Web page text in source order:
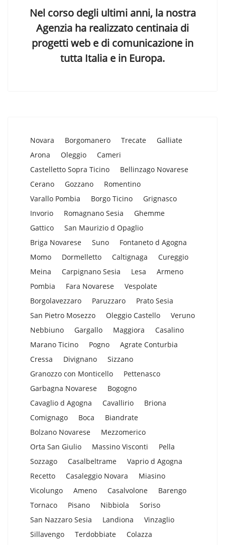
Nel corso degli ultimi anni, la nostra
Agenzia ha realizzato centinaia di
progetti web e di comunicazione in
tutta Italia e in Europa.
Novara Borgomanero Trecate
Galliate
Arona
Oleggio
Cameri
Castelletto Sopra Ticino
Bellinzago Novarese
Cerano
Gozzano
Romentino
Varallo Pombia
Borgo Ticino
Grignasco
Invorio
Romagnano Sesia
Ghemme
Gattico
San Maurizio d Opaglio
Briga Novarese
Suno
Fontaneto d Agogna
Momo
Dormelletto Caltignaga
Cureggio
Meina
Carpignano Sesia Lesa
Armeno
Pombia
Fara Novarese
Vespolate
Borgolavezzaro
Paruzzaro
Prato Sesia
San Pietro Mosezzo
Oleggio Castello
Veruno
Nebbiuno
Gargallo Maggiora
Casalino
Marano Ticino
Pogno
Agrate Conturbia
Cressa
Divignano
Sizzano
Granozzo con Monticello
Pettenasco
Garbagna Novarese
Bogogno
Cavaglio d Agogna
Cavallirio
Briona
Comignago
Boca
Biandrate
Bolzano Novarese
Mezzomerico
Orta San Giulio
Massino Visconti
Pella
Sozzago
Casalbeltrame
Vaprio d Agogna
Recetto
Casaleggio Novara
Miasino
Vicolungo
Ameno Casalvolone
Barengo
Tornaco
Pisano Nibbiola
Soriso
San Nazzaro Sesia
Landiona
Vinzaglio
Sillavengo
Terdobbiate
Colazza